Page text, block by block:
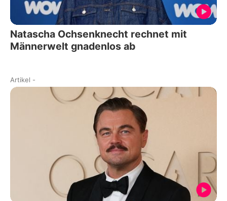
Natascha Ochsenknecht rechnet mit
Männerwelt gnadenlos ab
Artikel -